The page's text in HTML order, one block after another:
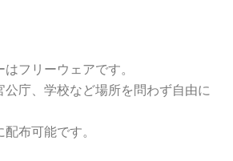
フリーウェアです。
公庁、学校など場所を問わず自由に
布可能です。